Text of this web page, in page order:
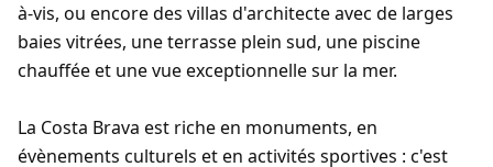
à-vis, ou encore des villas d'architecte avec de larges
baies vitrées, une terrasse plein sud, une piscine
chauffée et une vue exceptionnelle sur la mer.
La Costa Brava est riche en monuments, en
évènements culturels et en activités sportives : c'est